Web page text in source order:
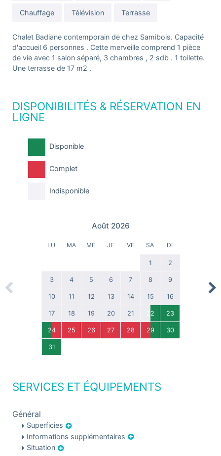
Chauffage Télévision Terrasse
Chalet Badiane contemporain de chez Samibois. Capacité
d'accueil 6 personnes . Cette merveille comprend 1 pièce
de vie avec 1 salon séparé, 3 chambres , 2 sdb . 1 toilette.
Une terrasse de 17 m2 .
DISPONIBILITÉS & RÉSERVATION EN
LIGNE
Disponible
Complet
Indisponible
Previous
Août 2026
LU MA ME JE VE SA DI
1 2
3 4 5 6 7 8 9
10 11 12 13 14 15 16
17 18 19 20 21 22 23
24 25 26 27 28 29 30
31
SERVICES ET ÉQUIPEMENTS
Général
Superficies
Informations supplémentaires
Situation